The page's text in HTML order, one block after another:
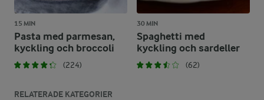
15 MIN
Pasta med parmesan,
kyckling och broccoli
(224)
30 MIN
Spaghetti med
kyckling och sardeller
(62)
RELATERADE KATEGORIER